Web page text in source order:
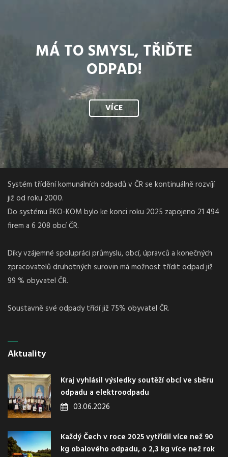
MÁ TO SMYSL, TŘIĎTE
ODPAD!
VÍCE
Systém třídění komunálních odpadů v ČR se kontinuálně rozvíjí
již od roku 2000.
Do systému EKO-KOM bylo ke konci roku 2025 zapojeno 21 494
firem a 6 208 obcí ČR.
Díky vzájemné spolupráci průmyslu, obcí, úpravců a konečných
zpracovatelů druhotných surovin má možnost třídit odpad již
99 % obyvatel ČR.
Soustavně své odpady třídí již 75% obyvatel ČR.
Aktuality
Kraj vyhlásil výsledky soutěží obcí ve sběru
odpadu a elektroodpadu
03.06.2026
Každý Čech v roce 2025 vytřídil více než 90
kg obalového odpadu, o 2,3 kg více než rok